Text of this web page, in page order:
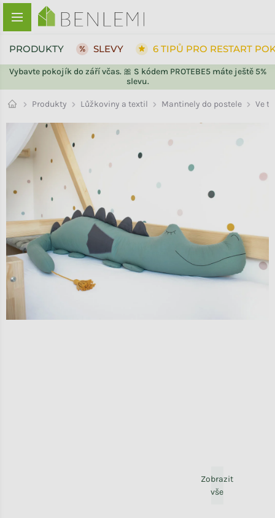
Přejít na obsah
Vybavte pokojík do září včas. 🎀 S kódem PROTEBE5 máte ještě 5%
slevu.
PRODUKTY SLEVY 6 TIPŮ PRO RESTART
Produkty Lůžkoviny a textil Mantinely do postele Ve
Zobrazit
vše
ZPĚT DO OBCHODU